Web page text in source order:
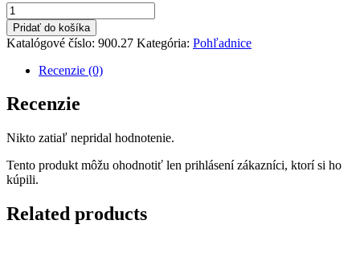
množstvo
Pohľadnice
-
obyčajné
biblickým
veršíkom
-
BTM
Pridať do košíka
Katalógové číslo: 900.27 Kategória: Pohľadnice
Recenzie (0)
Recenzie
Nikto zatiaľ nepridal hodnotenie.
Tento produkt môžu ohodnotiť len prihlásení zákazníci, ktorí si ho
kúpili.
Related products